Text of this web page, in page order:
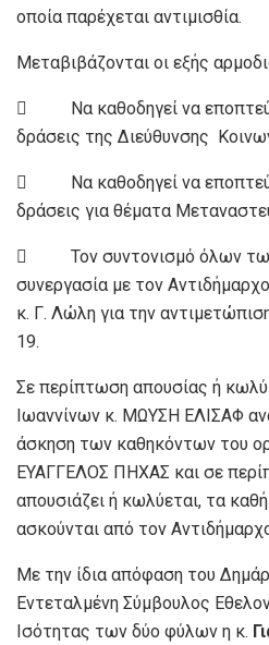
οποία παρέχεται αντιμισθία.
Μεταβιβάζονται οι εξής
 Να καθοδηγεί να
δράσεις της Διεύθυνσης
 Να καθοδηγεί να
δράσεις για θέματα
 Τον συντονισμό όλων
συνεργασία με τον
κ. Γ. Λώλη για την
19.
Σε περίπτωση απουσίας ή
Ιωαννίνων κ. ΜΩΥΣΗ ΕΛΙΣΑΦ
άσκηση των καθηκόντων του
ΕΥΑΓΓΕΛΟΣ ΠΗΧΑΣ και σε
απουσιάζει ή κωλύεται, τα
ασκούνται από τον
Με την ίδια απόφαση του
Εντεταλμένη Σύμβουλος
Ισότητας των δύο φύλων η κ.